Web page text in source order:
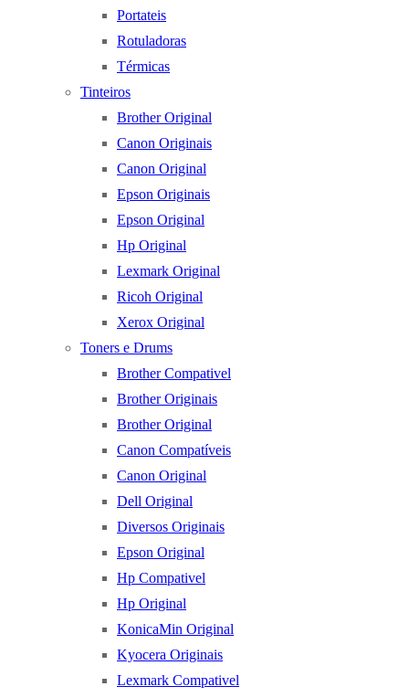
Portateis
Rotuladoras
Térmicas
Tinteiros
Brother Original
Canon Originais
Canon Original
Epson Originais
Epson Original
Hp Original
Lexmark Original
Ricoh Original
Xerox Original
Toners e Drums
Brother Compativel
Brother Originais
Brother Original
Canon Compatíveis
Canon Original
Dell Original
Diversos Originais
Epson Original
Hp Compativel
Hp Original
KonicaMin Original
Kyocera Originais
Lexmark Compativel